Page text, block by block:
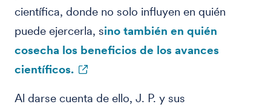
científica, donde no solo influyen en quién
puede ejercerla, sino también en quién
cosecha los beneficios de los avances
científicos.
Al darse cuenta de ello, J. P. y sus